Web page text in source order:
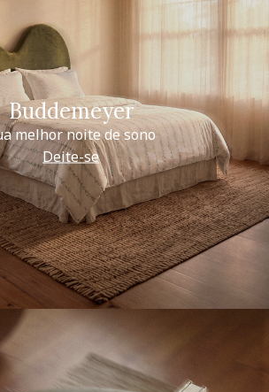
Buddemeyer
melhor noite de sono
Deite-se